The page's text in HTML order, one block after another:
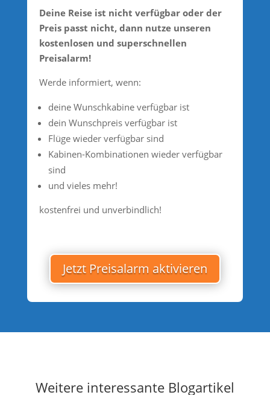
Deine Reise ist nicht verfügbar oder der
Preis passt nicht, dann nutze unseren
kostenlosen und superschnellen
Preisalarm!
Werde informiert, wenn:
deine Wunschkabine verfügbar ist
dein Wunschpreis verfügbar ist
Flüge wieder verfügbar sind
Kabinen-Kombinationen wieder verfügbar
sind
und vieles mehr!
kostenfrei und unverbindlich!
Jetzt Preisalarm aktivieren
Weitere interessante Blogartikel